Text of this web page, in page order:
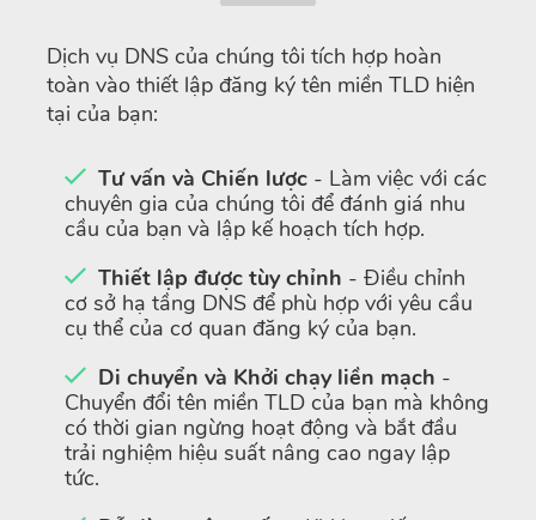
Dịch vụ DNS của chúng tôi tích hợp hoàn
toàn vào thiết lập đăng ký tên miền TLD hiện
tại của bạn:
Tư vấn và Chiến lược - Làm việc với các
chuyên gia của chúng tôi để đánh giá nhu
cầu của bạn và lập kế hoạch tích hợp.
Thiết lập được tùy chỉnh - Điều chỉnh
cơ sở hạ tầng DNS để phù hợp với yêu cầu
cụ thể của cơ quan đăng ký của bạn.
Di chuyển và Khởi chạy liền mạch -
Chuyển đổi tên miền TLD của bạn mà không
có thời gian ngừng hoạt động và bắt đầu
trải nghiệm hiệu suất nâng cao ngay lập
tức.